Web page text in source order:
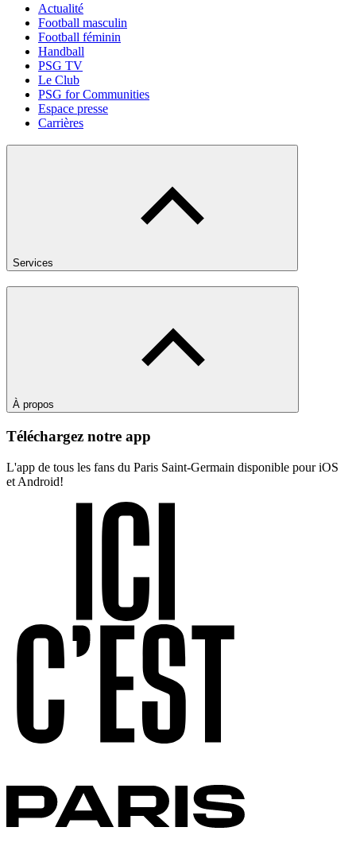
Actualité
Football masculin
Football féminin
Handball
PSG TV
Le Club
PSG for Communities
Espace presse
Carrières
Services
À propos
Téléchargez notre app
L'app de tous les fans du Paris Saint-Germain disponible pour iOS
et Android!